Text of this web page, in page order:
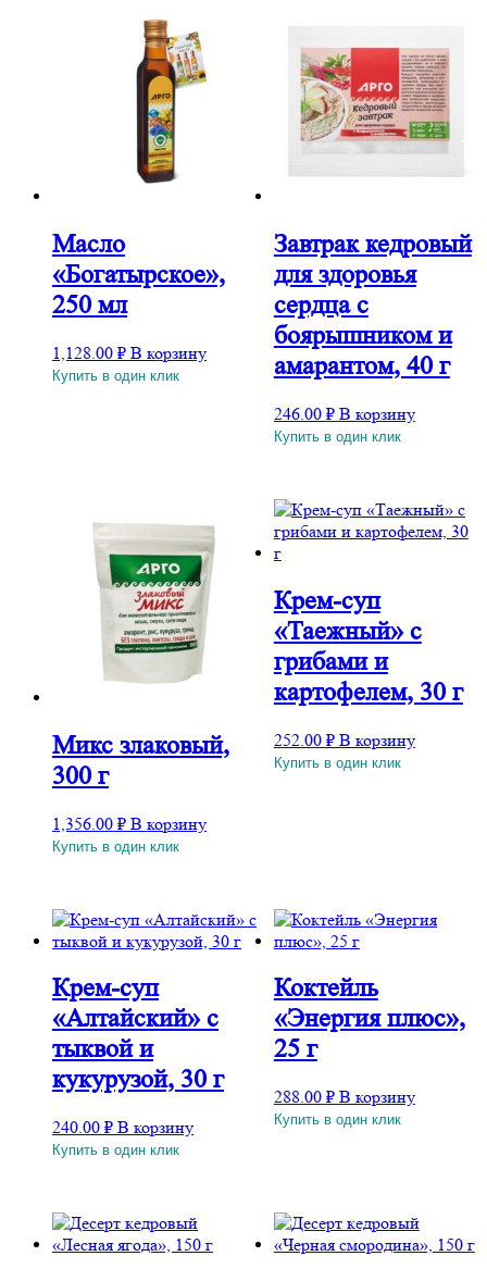
Масло
«Богатырское»,
250 мл
1,128.00 ₽ В корзину
Купить в один клик
Завтрак кедровый
для здоровья
сердца с
боярышником и
амарантом, 40 г
246.00 ₽ В корзину
Купить в один клик
Микс злаковый,
300 г
1,356.00 ₽ В корзину
Купить в один клик
Крем-суп
«Таежный» с
грибами и
картофелем, 30 г
252.00 ₽ В корзину
Купить в один клик
Крем-суп
«Алтайский» с
тыквой и
кукурузой, 30 г
240.00 ₽ В корзину
Купить в один клик
Коктейль
«Энергия плюс»,
25 г
288.00 ₽ В корзину
Купить в один клик